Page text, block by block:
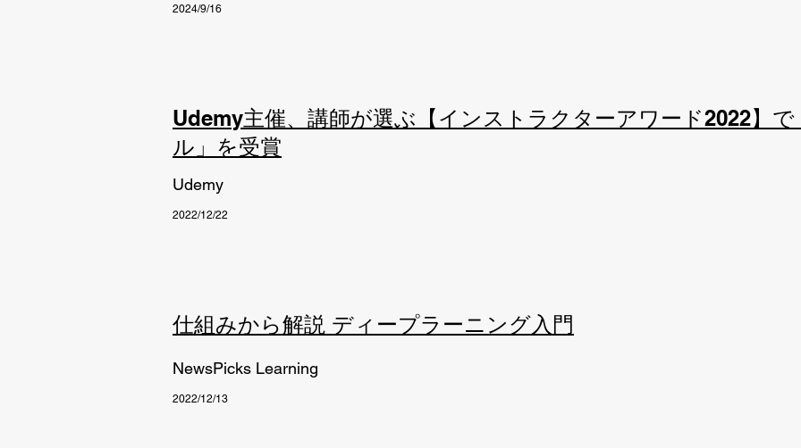
2024/9/16
Udemy主催、講師が選ぶ【インストラクターアワード2022】
ル」を受賞
Udemy
2022/12/22
仕組みから解説 ディープラーニング入門
NewsPicks Learning
2022/12/13